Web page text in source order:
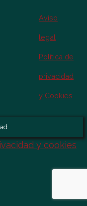
Aviso
legal
Política de
privacidad
y Cookies
y cookies